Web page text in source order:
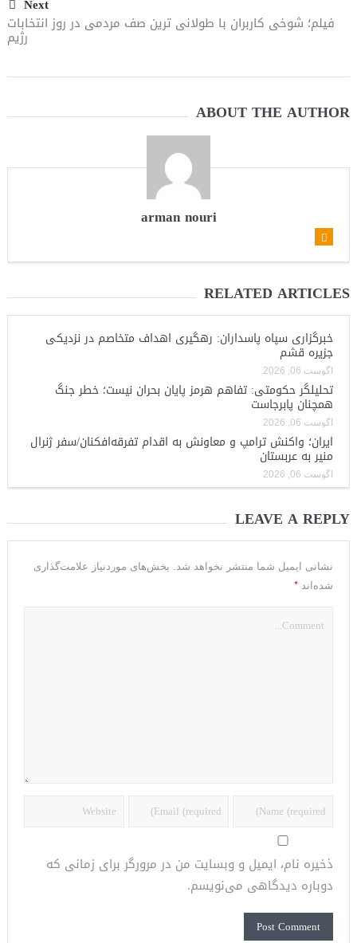
Next
فیلم؛ شوخی کاربران با طولانی‌ ترین صف مردمی در روز انتخابات
رژیم
ABOUT THE AUTHOR
arman nouri
RELATED ARTICLES
خبرگزاری سپاه پاسداران: رهگیری اهداف متخاصم در نزدیکی
جزیره قشم
آگوست 06, 2026
تحلیلگر حکومتی: تفاهم هرمز پایان بحران نیست؛ خطر جنگ
همچنان پابرجاست
آگوست 06, 2026
ایران؛ واکنش ترامپ و معاونش به اقدام تفرقه‌افکنان/سفر ژنرال
منیر به عربستان
آگوست 06, 2026
LEAVE A REPLY
نشانی ایمیل شما منتشر نخواهد شد.
بخش‌های موردنیاز علامت‌گذاری
شده‌اند *
ذخیره نام، ایمیل و وبسایت من در مرورگر برای زمانی که
دوباره دیدگاهی می‌نویسم.